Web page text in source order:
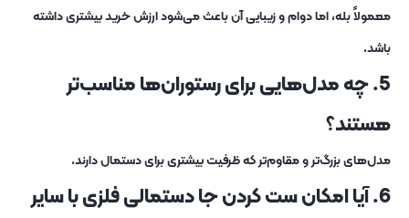
معمولاً بله، اما دوام و زیبایی آن باعث می‌شود ارزش خرید بیشتری داشته
باشد.
5. چه مدل‌هایی برای رستوران‌ها مناسب‌تر
هستند؟
مدل‌های بزرگ‌تر و مقاوم‌تر که ظرفیت بیشتری برای دستمال دارند.
6. آیا امکان ست کردن جا دستمالی فلزی با سایر